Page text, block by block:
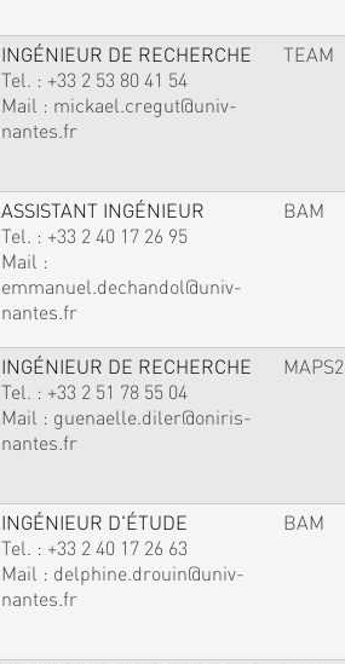
INGÉNIEUR DE RECHERCHE
Tel. : +33 2 53 80 41 54
Mail : mickael.cregut@univ-
nantes.fr
TEAM
ASSISTANT INGÉNIEUR
Tel. : +33 2 40 17 26 95
Mail :
emmanuel.dechandol@univ-
nantes.fr
BAM
INGÉNIEUR DE RECHERCHE
Tel. : +33 2 51 78 55 04
Mail : guenaelle.diler@oniris-
nantes.fr
MAPS2
INGÉNIEUR D'ÉTUDE
Tel. : +33 2 40 17 26 63
Mail : delphine.drouin@univ-
nantes.fr
BAM